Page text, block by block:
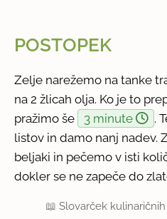
POSTOPEK
Zelje narežemo na tanke
na 2 žlicah olja. Ko je to
pražimo še
3 minute
.
listov in damo nanj nadev.
beljaki in pečemo v isti
dokler se ne zapeče do
📖Slovarček